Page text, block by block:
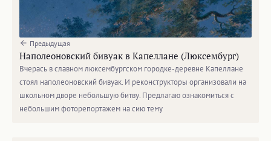
Предыдущая
Наполеоновский бивуак в Капеллане (Люксембург)
Вчерась в славном люксембургском городке-деревне Капеллане
стоял наполеоновский бивуак. И реконструкторы организовали на
школьном дворе небольшую битву. Предлагаю ознакомиться с
небольшим фоторепортажем на сию тему